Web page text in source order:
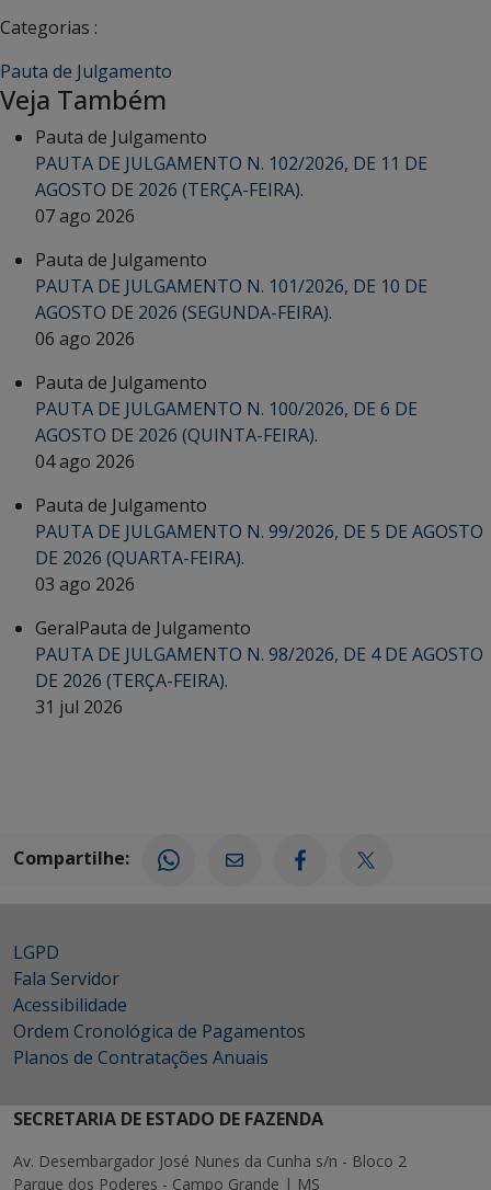
Categorias :
Pauta de Julgamento
Veja Também
Pauta de Julgamento
PAUTA DE JULGAMENTO N. 102/2026, DE 11 DE
AGOSTO DE 2026 (TERÇA-FEIRA).
07 ago 2026
Pauta de Julgamento
PAUTA DE JULGAMENTO N. 101/2026, DE 10 DE
AGOSTO DE 2026 (SEGUNDA-FEIRA).
06 ago 2026
Pauta de Julgamento
PAUTA DE JULGAMENTO N. 100/2026, DE 6 DE
AGOSTO DE 2026 (QUINTA-FEIRA).
04 ago 2026
Pauta de Julgamento
PAUTA DE JULGAMENTO N. 99/2026, DE 5 DE AGOSTO
DE 2026 (QUARTA-FEIRA).
03 ago 2026
GeralPauta de Julgamento
PAUTA DE JULGAMENTO N. 98/2026, DE 4 DE AGOSTO
DE 2026 (TERÇA-FEIRA).
31 jul 2026
Compartilhe:
LGPD
Fala Servidor
Acessibilidade
Ordem Cronológica de Pagamentos
Planos de Contratações Anuais
SECRETARIA DE ESTADO DE FAZENDA
Av. Desembargador José Nunes da Cunha s/n - Bloco 2
Parque dos Poderes - Campo Grande | MS